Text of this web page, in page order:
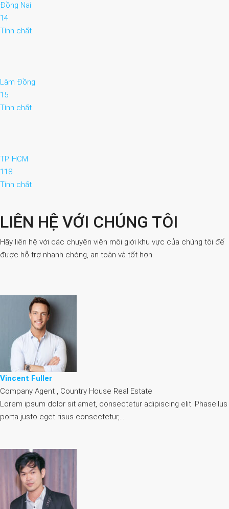
Đồng Nai
14
Tính chất
Lâm Đồng
15
Tính chất
TP. HCM
118
Tính chất
LIÊN HỆ VỚI CHÚNG TÔI
Hãy liên hệ với các chuyên viên môi giới khu vực của chúng tôi để
được hỗ trợ nhanh chóng, an toàn và tốt hơn.
Vincent Fuller
Company Agent , Country House Real Estate
Lorem ipsum dolor sit amet, consectetur adipiscing elit. Phasellus
porta justo eget risus consectetur,…